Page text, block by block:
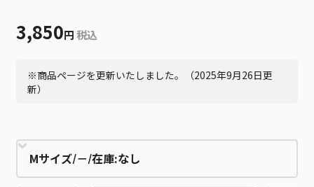
3,850円 税込
※商品ページを更新いたしました。（2025年9月26日更
新）